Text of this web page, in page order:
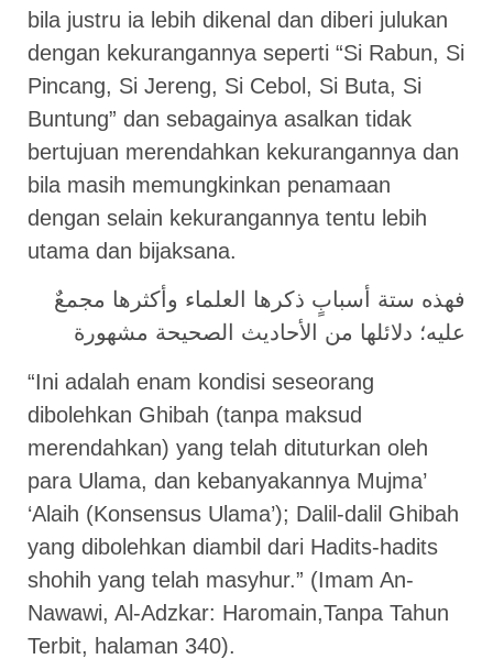
bila justru ia lebih dikenal dan diberi julukan
dengan kekurangannya seperti “Si Rabun, Si
Pincang, Si Jereng, Si Cebol, Si Buta, Si
Buntung” dan sebagainya asalkan tidak
bertujuan merendahkan kekurangannya dan
bila masih memungkinkan penamaan
dengan selain kekurangannya tentu lebih
utama dan bijaksana.
فهذه ستة أسبابٍ ذكرها العلماء وأكثرها مجمعٌ
عليه؛ دلائلها من الأحاديث الصحيحة مشهورة
“Ini adalah enam kondisi seseorang
dibolehkan Ghibah (tanpa maksud
merendahkan) yang telah dituturkan oleh
para Ulama, dan kebanyakannya Mujma’
‘Alaih (Konsensus Ulama’); Dalil-dalil Ghibah
yang dibolehkan diambil dari Hadits-hadits
shohih yang telah masyhur.” (Imam An-
Nawawi, Al-Adzkar: Haromain,Tanpa Tahun
Terbit, halaman 340).